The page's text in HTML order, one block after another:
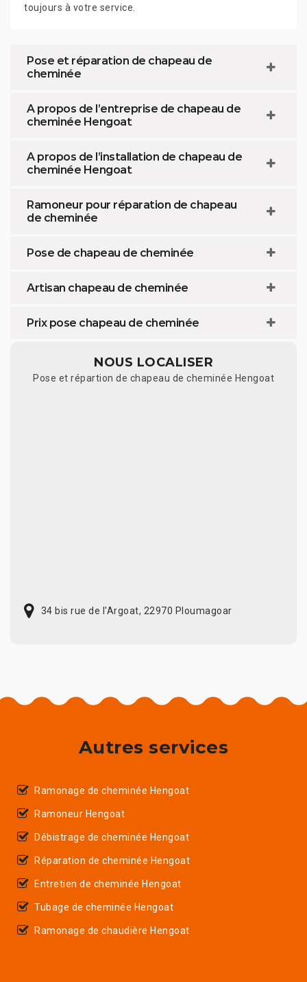
toujours à votre service.
Pose et réparation de chapeau de
cheminée
A propos de l’entreprise de chapeau de
cheminée Hengoat
A propos de l’installation de chapeau de
cheminée Hengoat
Ramoneur pour réparation de chapeau
de cheminée
Pose de chapeau de cheminée
Artisan chapeau de cheminée
Prix pose chapeau de cheminée
NOUS LOCALISER
Pose et répartion de chapeau de cheminée Hengoat
34 bis rue de l'Argoat, 22970 Ploumagoar
Autres services
Ramonage de cheminée Hengoat
Ramoneur Hengoat
Débistrage de cheminée Hengoat
Réparation de cheminée Hengoat
Entretien de cheminée Hengoat
Tubage de cheminée Hengoat
Ramonage de chaudière Hengoat